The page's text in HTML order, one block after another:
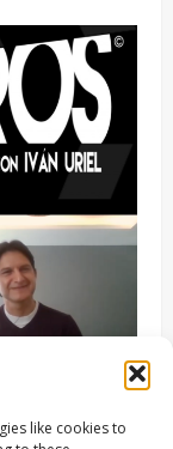
like cookies to